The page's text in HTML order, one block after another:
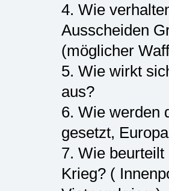
4. Wie
Ausscheiden
(möglicher
5. Wie wirkt
aus?
6. Wie werden
gesetzt,
7. Wie
Krieg? (